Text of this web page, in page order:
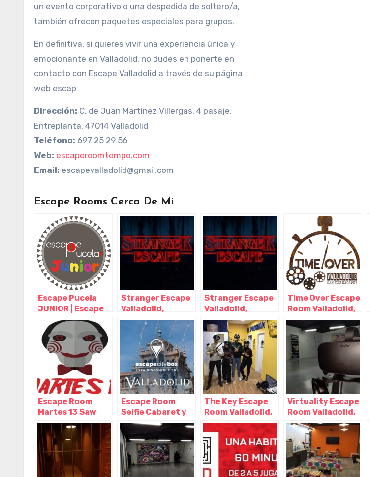
un evento corporativo o una despedida de soltero/a,
también ofrecen paquetes especiales para grupos.
En definitiva, si quieres vivir una experiencia única y
emocionante en Valladolid, no dudes en ponerte en
contacto con Escape Valladolid a través de su página
web escap
Dirección: C. de Juan Martínez Villergas, 4 pasaje,
Entreplanta, 47014 Valladolid
Teléfono: 697 25 29 56
Web: escaperoomtempo.com
Email: escapevalladolid@gmail.com
Escape Rooms Cerca De Mi
Escape Pucela
JUNIOR | Escape
Room Valladolid,
Valladolid –
Castilla y León
Stranger Escape
Valladolid,
Valladolid –
Castilla y León
Stranger Escape
Valladolid,
Valladolid –
Castilla y León
Time Over Escape
Room Valladolid,
Valladolid –
Castilla y León
Escape Room
Martes 13 Saw
Valladolid,
Valladolid –
Castilla y León
Escape Room
Selfie Cabaret y
Puénting Virtual
en Valladolid,
Valladolid –
Castilla y León
The Key Escape
Room Valladolid,
Valladolid –
Castilla y León
Virtuality Escape
Room Valladolid,
Valladolid –
Castilla y León